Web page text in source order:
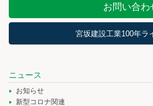
お問い合わ
宮坂建設工業100年ラ
ニュース
お知らせ
新型コロナ関連